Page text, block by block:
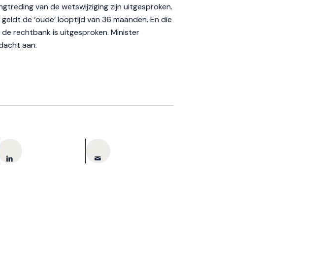
van de wetswijziging zijn uitgesproken.
de ‘oude’ looptijd van 36 maanden. En die
rechtbank is uitgesproken. Minister
aan.